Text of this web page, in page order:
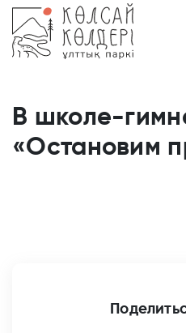
В школе-
«Остановим